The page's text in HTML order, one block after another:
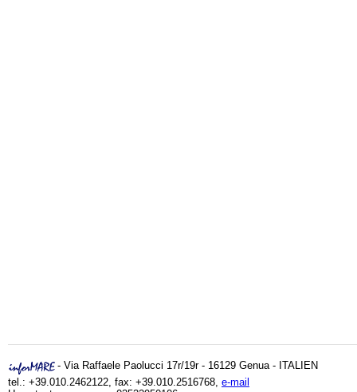
- Via Raffaele Paolucci 17r/19r - 16129 Genua - ITALIEN
tel.: +39.010.2462122, fax: +39.010.2516768, e-mail